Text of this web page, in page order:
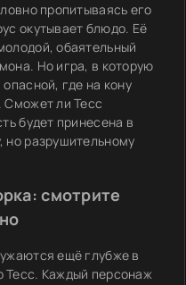
пропитываясь его
окутывает блюдо. Её
обаятельный
Но игра, в которую
где на кону
Сможет ли Тесс
будет принесена в
но разрушительному
смотрите
ещё глубже в
Тесс. Каждый персонаж